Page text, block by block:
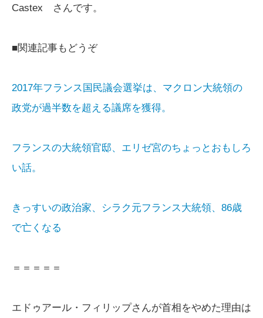
Castex さんです。
■関連記事もどうぞ
2017年フランス国民議会選挙は、マクロン大統領の
政党が過半数を超える議席を獲得。
フランスの大統領官邸、エリゼ宮のちょっとおもしろ
い話。
きっすいの政治家、シラク元フランス大統領、86歳
で亡くなる
＝＝＝＝＝
エドゥアール・フィリップさんが首相をやめた理由は